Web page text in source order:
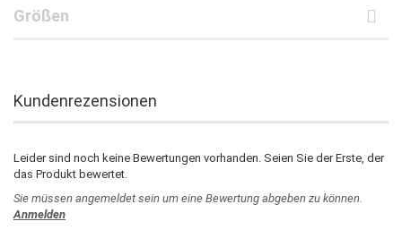
Größen
Kundenrezensionen
Leider sind noch keine Bewertungen vorhanden. Seien Sie der Erste, der
das Produkt bewertet.
Sie müssen angemeldet sein um eine Bewertung abgeben zu können.
Anmelden